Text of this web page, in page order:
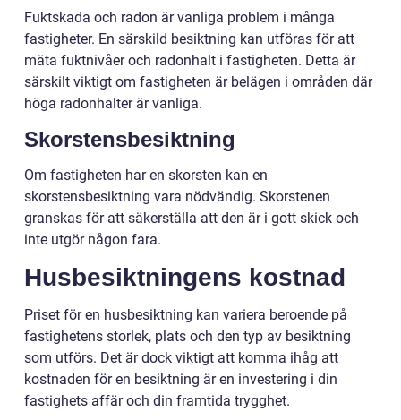
Fuktskada och radon är vanliga problem i många
fastigheter. En särskild besiktning kan utföras för att
mäta fuktnivåer och radonhalt i fastigheten. Detta är
särskilt viktigt om fastigheten är belägen i områden där
höga radonhalter är vanliga.
Skorstensbesiktning
Om fastigheten har en skorsten kan en
skorstensbesiktning vara nödvändig. Skorstenen
granskas för att säkerställa att den är i gott skick och
inte utgör någon fara.
Husbesiktningens kostnad
Priset för en husbesiktning kan variera beroende på
fastighetens storlek, plats och den typ av besiktning
som utförs. Det är dock viktigt att komma ihåg att
kostnaden för en besiktning är en investering i din
fastighets affär och din framtida trygghet.